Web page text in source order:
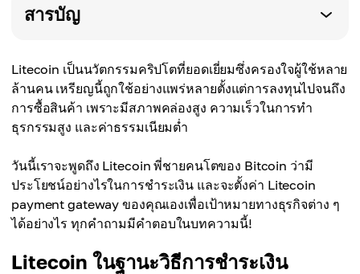
สารบัญ
Litecoin เป็นนวัตกรรมคริปโตที่ยอดเยี่ยมซึ่งครองใจผู้ใช้หลาย
ล้านคน เหรียญนี้ถูกใช้อย่างแพร่หลายตั้งแต่การลงทุนไปจนถึง
การซื้อสินค้า เพราะมีสภาพคล่องสูง ความเร็วในการทำ
ธุรกรรมสูง และค่าธรรมเนียมต่ำ
วันนี้เราจะพูดถึง Litecoin พี่ชายคนโตของ Bitcoin ว่ามี
ประโยชน์อย่างไรในการชำระเงิน และจะตั้งค่า Litecoin
payment gateway ของคุณเองเพื่อเป้าหมายทางธุรกิจต่าง ๆ
ได้อย่างไร ทุกคำถามมีคำตอบในบทความนี้!
Litecoin ในฐานะวิธีการชำระเงิน